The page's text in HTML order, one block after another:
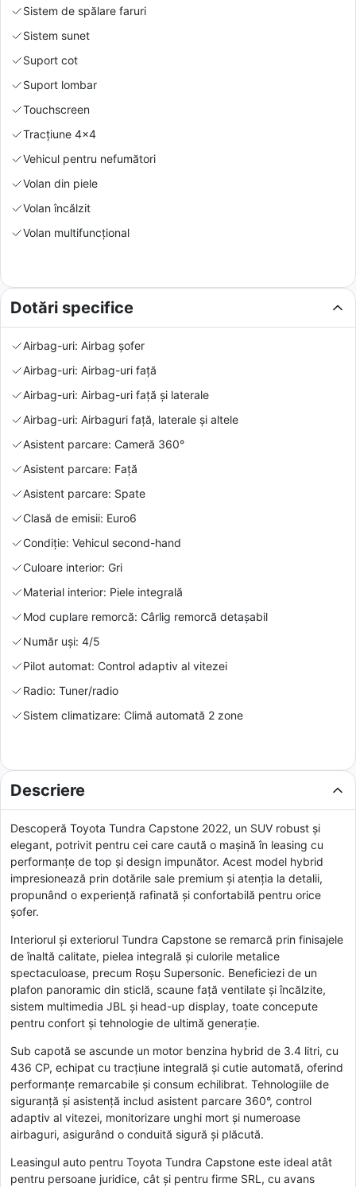
Sistem de spălare faruri
Sistem sunet
Suport cot
Suport lombar
Touchscreen
Tracțiune 4x4
Vehicul pentru nefumători
Volan din piele
Volan încălzit
Volan multifuncțional
Dotări specifice
Airbag-uri: Airbag șofer
Airbag-uri: Airbag-uri față
Airbag-uri: Airbag-uri față și laterale
Airbag-uri: Airbaguri față, laterale și altele
Asistent parcare: Cameră 360°
Asistent parcare: Față
Asistent parcare: Spate
Clasă de emisii: Euro6
Condiție: Vehicul second-hand
Culoare interior: Gri
Material interior: Piele integrală
Mod cuplare remorcă: Cârlig remorcă detașabil
Număr uși: 4/5
Pilot automat: Control adaptiv al vitezei
Radio: Tuner/radio
Sistem climatizare: Climă automată 2 zone
Descriere
Descoperă Toyota Tundra Capstone 2022, un SUV robust și
elegant, potrivit pentru cei care caută o mașină în leasing cu
performanțe de top și design impunător. Acest model hybrid
impresionează prin dotările sale premium și atenția la detalii,
propunând o experiență rafinată și confortabilă pentru orice
șofer.
Interiorul și exteriorul Tundra Capstone se remarcă prin finisajele
de înaltă calitate, pielea integrală și culorile metalice
spectaculoase, precum Roșu Supersonic. Beneficiezi de un
plafon panoramic din sticlă, scaune față ventilate și încălzite,
sistem multimedia JBL și head-up display, toate concepute
pentru confort și tehnologie de ultimă generație.
Sub capotă se ascunde un motor benzina hybrid de 3.4 litri, cu
436 CP, echipat cu tracțiune integrală și cutie automată, oferind
performanțe remarcabile și consum echilibrat. Tehnologiile de
siguranță și asistență includ asistent parcare 360°, control
adaptiv al vitezei, monitorizare unghi mort și numeroase
airbaguri, asigurând o conduită sigură și plăcută.
Leasingul auto pentru Toyota Tundra Capstone este ideal atât
pentru persoane juridice, cât și pentru firme SRL, cu avans